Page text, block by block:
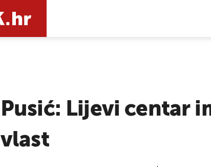
Pusić: Lijevi centar
vlast